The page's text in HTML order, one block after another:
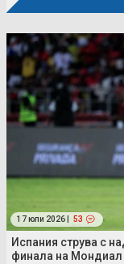
17 юли 2026 | 53
Испания струва с
финала на